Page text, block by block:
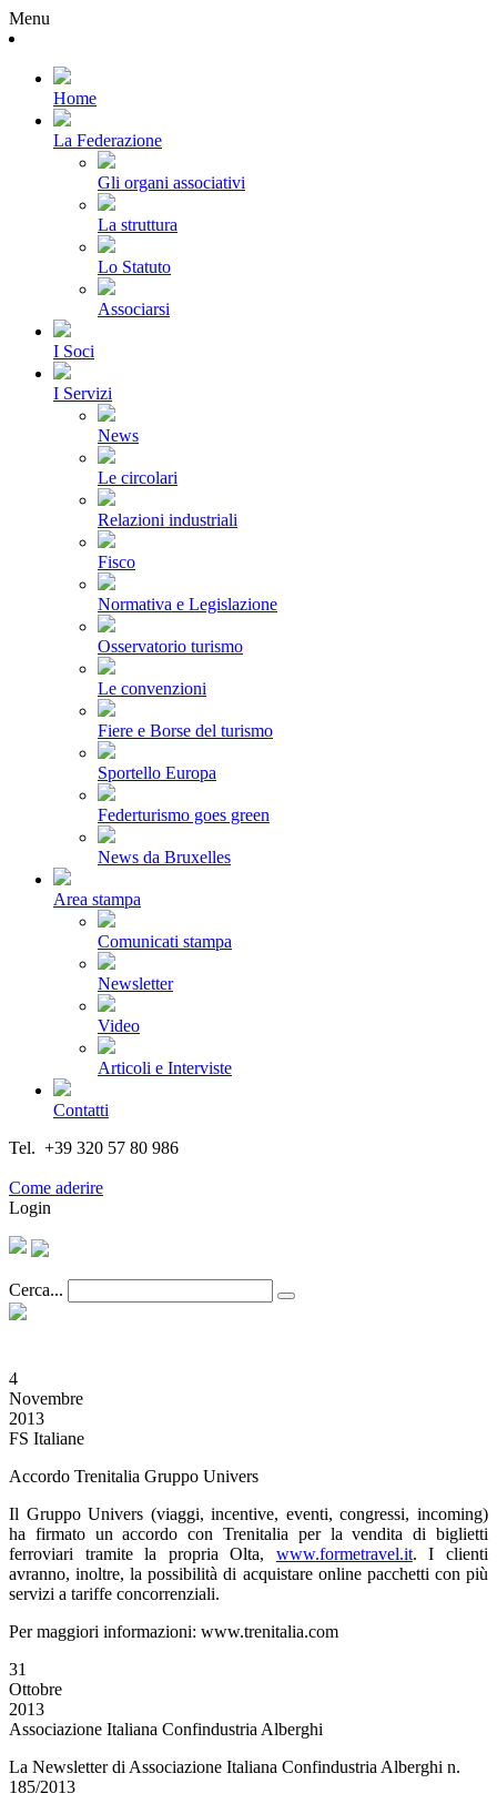
Menu
Home
La Federazione
Gli organi associativi
La struttura
Lo Statuto
Associarsi
I Soci
I Servizi
News
Le circolari
Relazioni industriali
Fisco
Normativa e Legislazione
Osservatorio turismo
Le convenzioni
Fiere e Borse del turismo
Sportello Europa
Federturismo goes green
News da Bruxelles
Area stampa
Comunicati stampa
Newsletter
Video
Articoli e Interviste
Contatti
Tel. +39 320 57 80 986
Come aderire
Login
Cerca...
4
Novembre
2013
FS Italiane
Accordo Trenitalia Gruppo Univers
Il Gruppo Univers (viaggi, incentive, eventi, congressi, incoming)
ha firmato un accordo con Trenitalia per la vendita di biglietti
ferroviari tramite la propria Olta, www.formetravel.it. I clienti
avranno, inoltre, la possibilità di acquistare online pacchetti con più
servizi a tariffe concorrenziali.
Per maggiori informazioni: www.trenitalia.com
31
Ottobre
2013
Associazione Italiana Confindustria Alberghi
La Newsletter di Associazione Italiana Confindustria Alberghi n.
185/2013